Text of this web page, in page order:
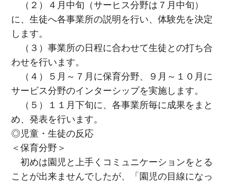
（２）４月中旬（サーヒス分野は７月中旬）
に、生徒へ各事業所の説明を行い、体験先を決定
します。
（３）事業所の日程に合わせて生徒との打ち合
わせを行います。
（４）５月～７月に保育分野、９月～１０月に
サービス分野のインターシップを実施します。
（５）１１月下旬に、各事業所毎に成果をまと
め、発表を行います。
◎児童・生徒の反応
＜保育分野＞
初めは園児と上手くコミュニケーションをとる
ことが出来ませんでしたが、「園児の目線になっ